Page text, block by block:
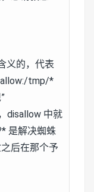
义的，代表
tmp/*
disallow 中就
是解决蜘蛛
后在那个予